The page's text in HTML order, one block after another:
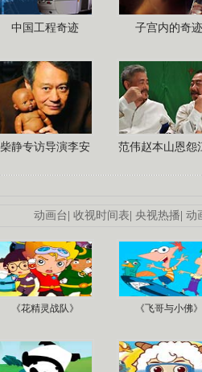
中国工程奇迹 子宫内的奇迹
柴静专访导演李安 范伟赵本山恩怨
动画台| 收视时间表| 央视热播| 动
《花精灵战队》 《飞哥与小佛》